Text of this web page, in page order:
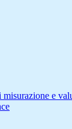
misurazione e